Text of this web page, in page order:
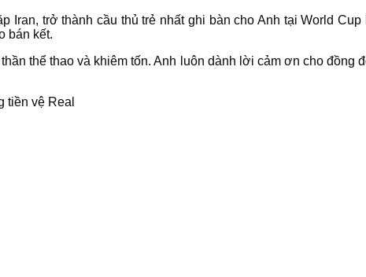
Iran, trở thành cầu thủ trẻ nhất ghi bàn cho Anh tại World
bán kết.
thể thao và khiêm tốn. Anh luôn dành lời cảm ơn cho đồng